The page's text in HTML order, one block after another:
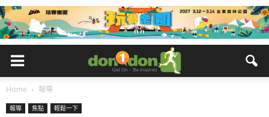
Home 報導
報導 焦點 輕鬆一下